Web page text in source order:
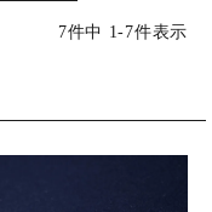
7件中 1-7件表示